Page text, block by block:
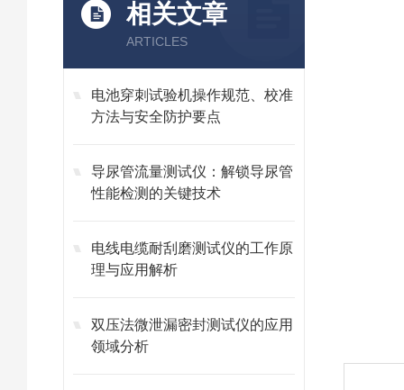
相关文章
ARTICLES
电池穿刺试验机操作规范、校准
方法与安全防护要点
导尿管流量测试仪：解锁导尿管
性能检测的关键技术
电线电缆耐刮磨测试仪的工作原
理与应用解析
双压法微泄漏密封测试仪的应用
领域分析